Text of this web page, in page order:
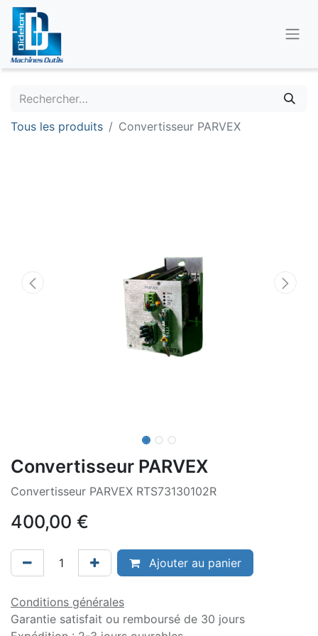
Tous les produits Convertisseur PARVEX
Convertisseur PARVEX
Convertisseur PARVEX RTS73130102R
400,00 €
Ajouter au panier
Conditions générales
Garantie satisfait ou remboursé de 30 jours